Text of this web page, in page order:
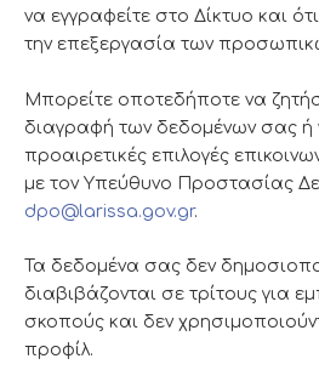
να εγγραφείτε στο Δίκτυο και
την επεξεργασία των
Μπορείτε οποτεδήποτε να
διαγραφή των δεδομένων σας ή
προαιρετικές επιλογές
με τον Υπεύθυνο Προστασίας
dpo@larissa.gov.gr.
Τα δεδομένα σας δεν
διαβιβάζονται σε τρίτους για
σκοπούς και δεν
προφίλ.